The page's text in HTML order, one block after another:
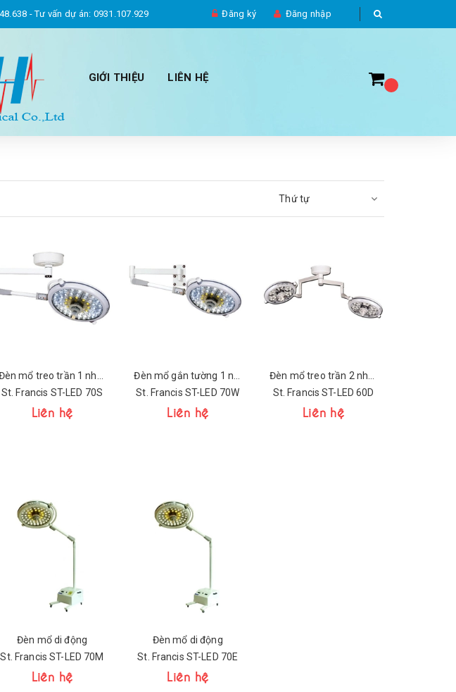
-Tư vấn dự án: 0931.107.929 Đăng ký Đăng nhập
GIỚI THIỆU LIÊN HỆ
Thứ tự
St. Francis ST-LED 70S
Liên hệ
St. Francis ST-LED 70W
Liên hệ
St. Francis ST-LED 60D
Liên hệ
Đèn mổ di động
St. Francis ST-LED 70M
Liên hệ
Đèn mổ di động
St. Francis ST-LED 70E
Liên hệ